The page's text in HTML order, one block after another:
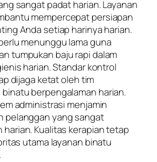
sangat padat harian. Layanan
mempercepat persiapan
Anda setiap harinya harian.
menunggu lama guna
tumpukan baju rapi dalam
harian. Standar kontrol
dijaga ketat oleh tim
berpengalaman harian.
administrasi menjamin
pelanggan yang sangat
harian. Kualitas kerapian tetap
utama layanan binatu